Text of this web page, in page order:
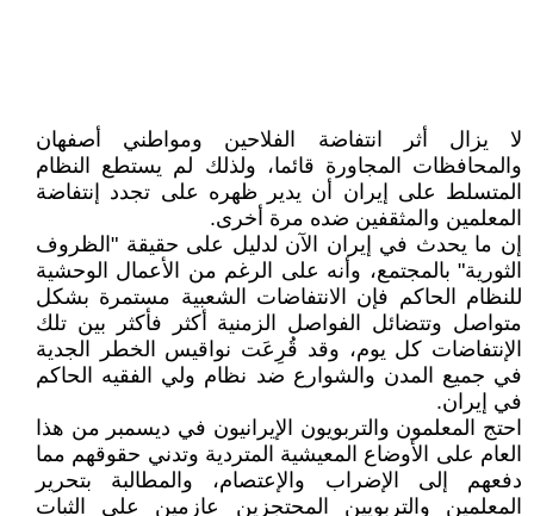
لا يزال أثر انتفاضة الفلاحين ومواطني أصفهان
والمحافظات المجاورة قائما، ولذلك لم يستطع النظام
المتسلط على إيران أن يدير ظهره على تجدد إنتفاضة
المعلمين والمثقفين ضده مرة أخرى.
إن ما يحدث في إيران الآن لدليل على حقيقة "الظروف
الثورية" بالمجتمع، وأنه على الرغم من الأعمال الوحشية
للنظام الحاكم فإن الانتفاضات الشعبية مستمرة بشكل
متواصل وتتضائل الفواصل الزمنية أكثر فأكثر بين تلك
الإنتفاضات كل يوم، وقد قُرِعَت نواقيس الخطر الجدية
في جميع المدن والشوارع ضد نظام ولي الفقيه الحاكم
في إيران.
احتج المعلمون والتربويون الإيرانيون في ديسمبر من هذا
العام على الأوضاع المعيشية المتردية وتدني حقوقهم مما
دفعهم إلى الإضراب والإعتصام، والمطالبة بتحرير
المعلمين والتربويين المحتجزين عازمين على الثبات